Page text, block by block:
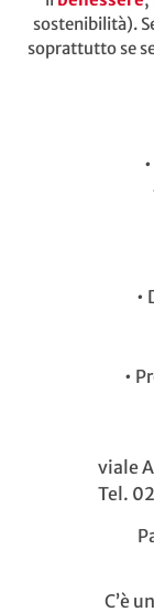
sostenibilità).
soprattutto se
•
•
•
viale
Tel.
C’è